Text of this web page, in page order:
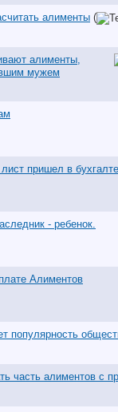
алименты (
алименты,
мужем
пришел в
- ребенок.
Алиментов
популярность
часть алиментов с